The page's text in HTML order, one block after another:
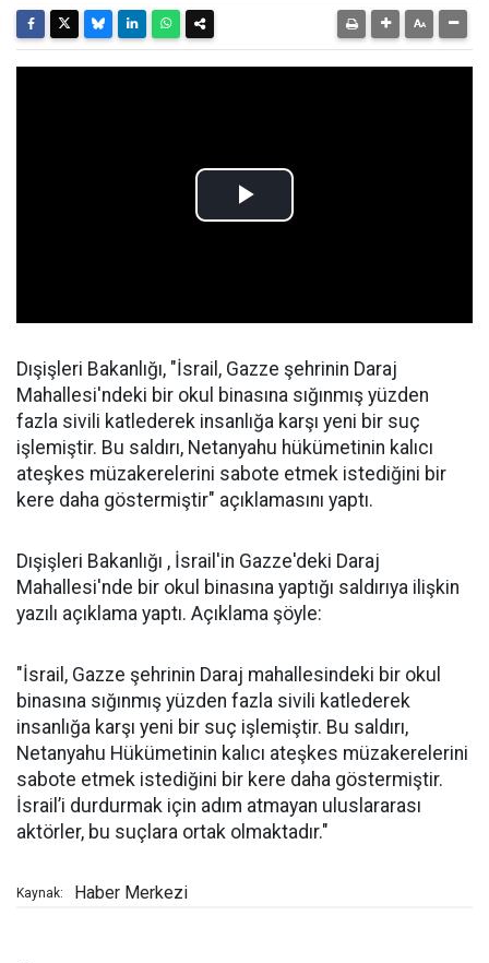
Dışişleri Bakanlığı, "İsrail, Gazze şehrinin Daraj
Mahallesi'ndeki bir okul binasına sığınmış yüzden
fazla sivili katlederek insanlığa karşı yeni bir suç
işlemiştir. Bu saldırı, Netanyahu hükümetinin kalıcı
ateşkes müzakerelerini sabote etmek istediğini bir
kere daha göstermiştir" açıklamasını yaptı.
Dışişleri Bakanlığı , İsrail'in Gazze'deki Daraj
Mahallesi'nde bir okul binasına yaptığı saldırıya ilişkin
yazılı açıklama yaptı. Açıklama şöyle:
"İsrail, Gazze şehrinin Daraj mahallesindeki bir okul
binasına sığınmış yüzden fazla sivili katlederek
insanlığa karşı yeni bir suç işlemiştir. Bu saldırı,
Netanyahu Hükümetinin kalıcı ateşkes müzakerelerini
sabote etmek istediğini bir kere daha göstermiştir.
İsrail’i durdurmak için adım atmayan uluslararası
aktörler, bu suçlara ortak olmaktadır."
Kaynak: Haber Merkezi